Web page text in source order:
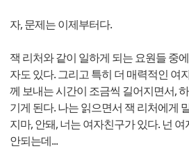
자, 문제는 이제부터다.
잭 리처와 같이 일하게 되는 요원들 중
자도 있다. 그리고 특히 더 매력적인 여
께 보내는 시간이 조금씩 길어지면서,
기게 된다. 나는 읽으면서 잭 리처에게
지마, 안돼, 너는 여자친구가 있다. 넌
안되는데...